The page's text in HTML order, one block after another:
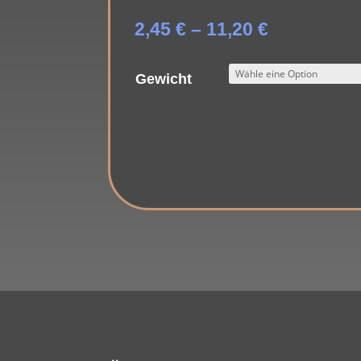
2,45€ – 11,20€
bis
Gewicht